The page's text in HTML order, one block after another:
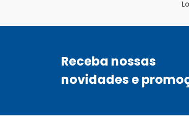
Receba nossas
novidades e